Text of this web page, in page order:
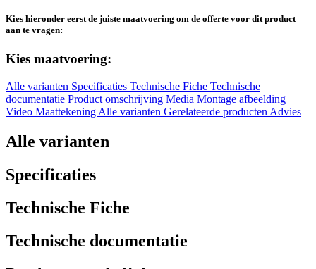
Kies hieronder eerst de juiste maatvoering om de offerte voor dit product
aan te vragen:
Kies maatvoering:
Alle varianten Specificaties Technische Fiche Technische
documentatie Product omschrijving Media Montage afbeelding
Video Maattekening Alle varianten Gerelateerde producten Advies
Alle varianten
Specificaties
Technische Fiche
Technische documentatie